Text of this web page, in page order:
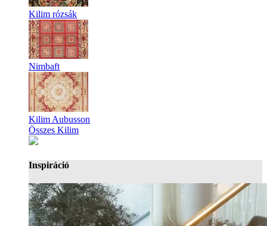
Kilim rózsák
Nimbaft
Kilim Aubusson
Összes Kilim
Inspiráció